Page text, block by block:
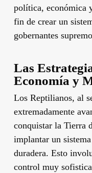
política, económica
fin de crear un
gobernantes
Las
Economía y
Los Reptilianos, al
extremadamente
conquistar la Tierra
implantar un
duradera. Esto
control muy